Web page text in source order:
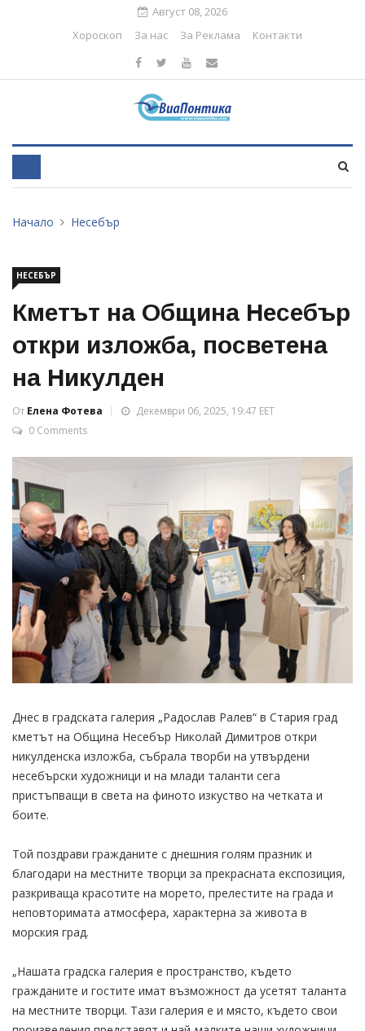
Август 08, 2026
Хороскоп
За нас За Реклама Контакти
Начало Несебър
НЕСЕБЪР
Кметът на Община Несебър
откри изложба, посветена
на Никулден
От Елена Фотева
Декември 06, 2025, 19:47 EET
0 Comments
Днес в градската галерия „Радослав Ралев“ в Стария град
кметът на Община Несебър Николай Димитров откри
никулденска изложба, събрала творби на утвърдени
несебърски художници и на млади таланти сега
пристъпващи в света на финото изкуство на четката и
боите.
Той поздрави гражданите с днешния голям празник и
благодари на местните творци за прекрасната експозиция,
разкриваща красотите на морето, прелестите на града и
неповторимата атмосфера, характерна за живота в
морския град.
„Нашата градска галерия е пространство, където
гражданите и гостите имат възможност да усетят таланта
на местните творци. Тази галерия е и място, където свои